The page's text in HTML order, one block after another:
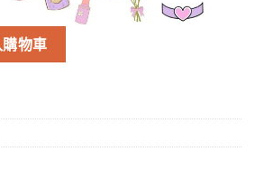
閑拖鞋，上腳超舒服，非常好看個性款 數量
物車